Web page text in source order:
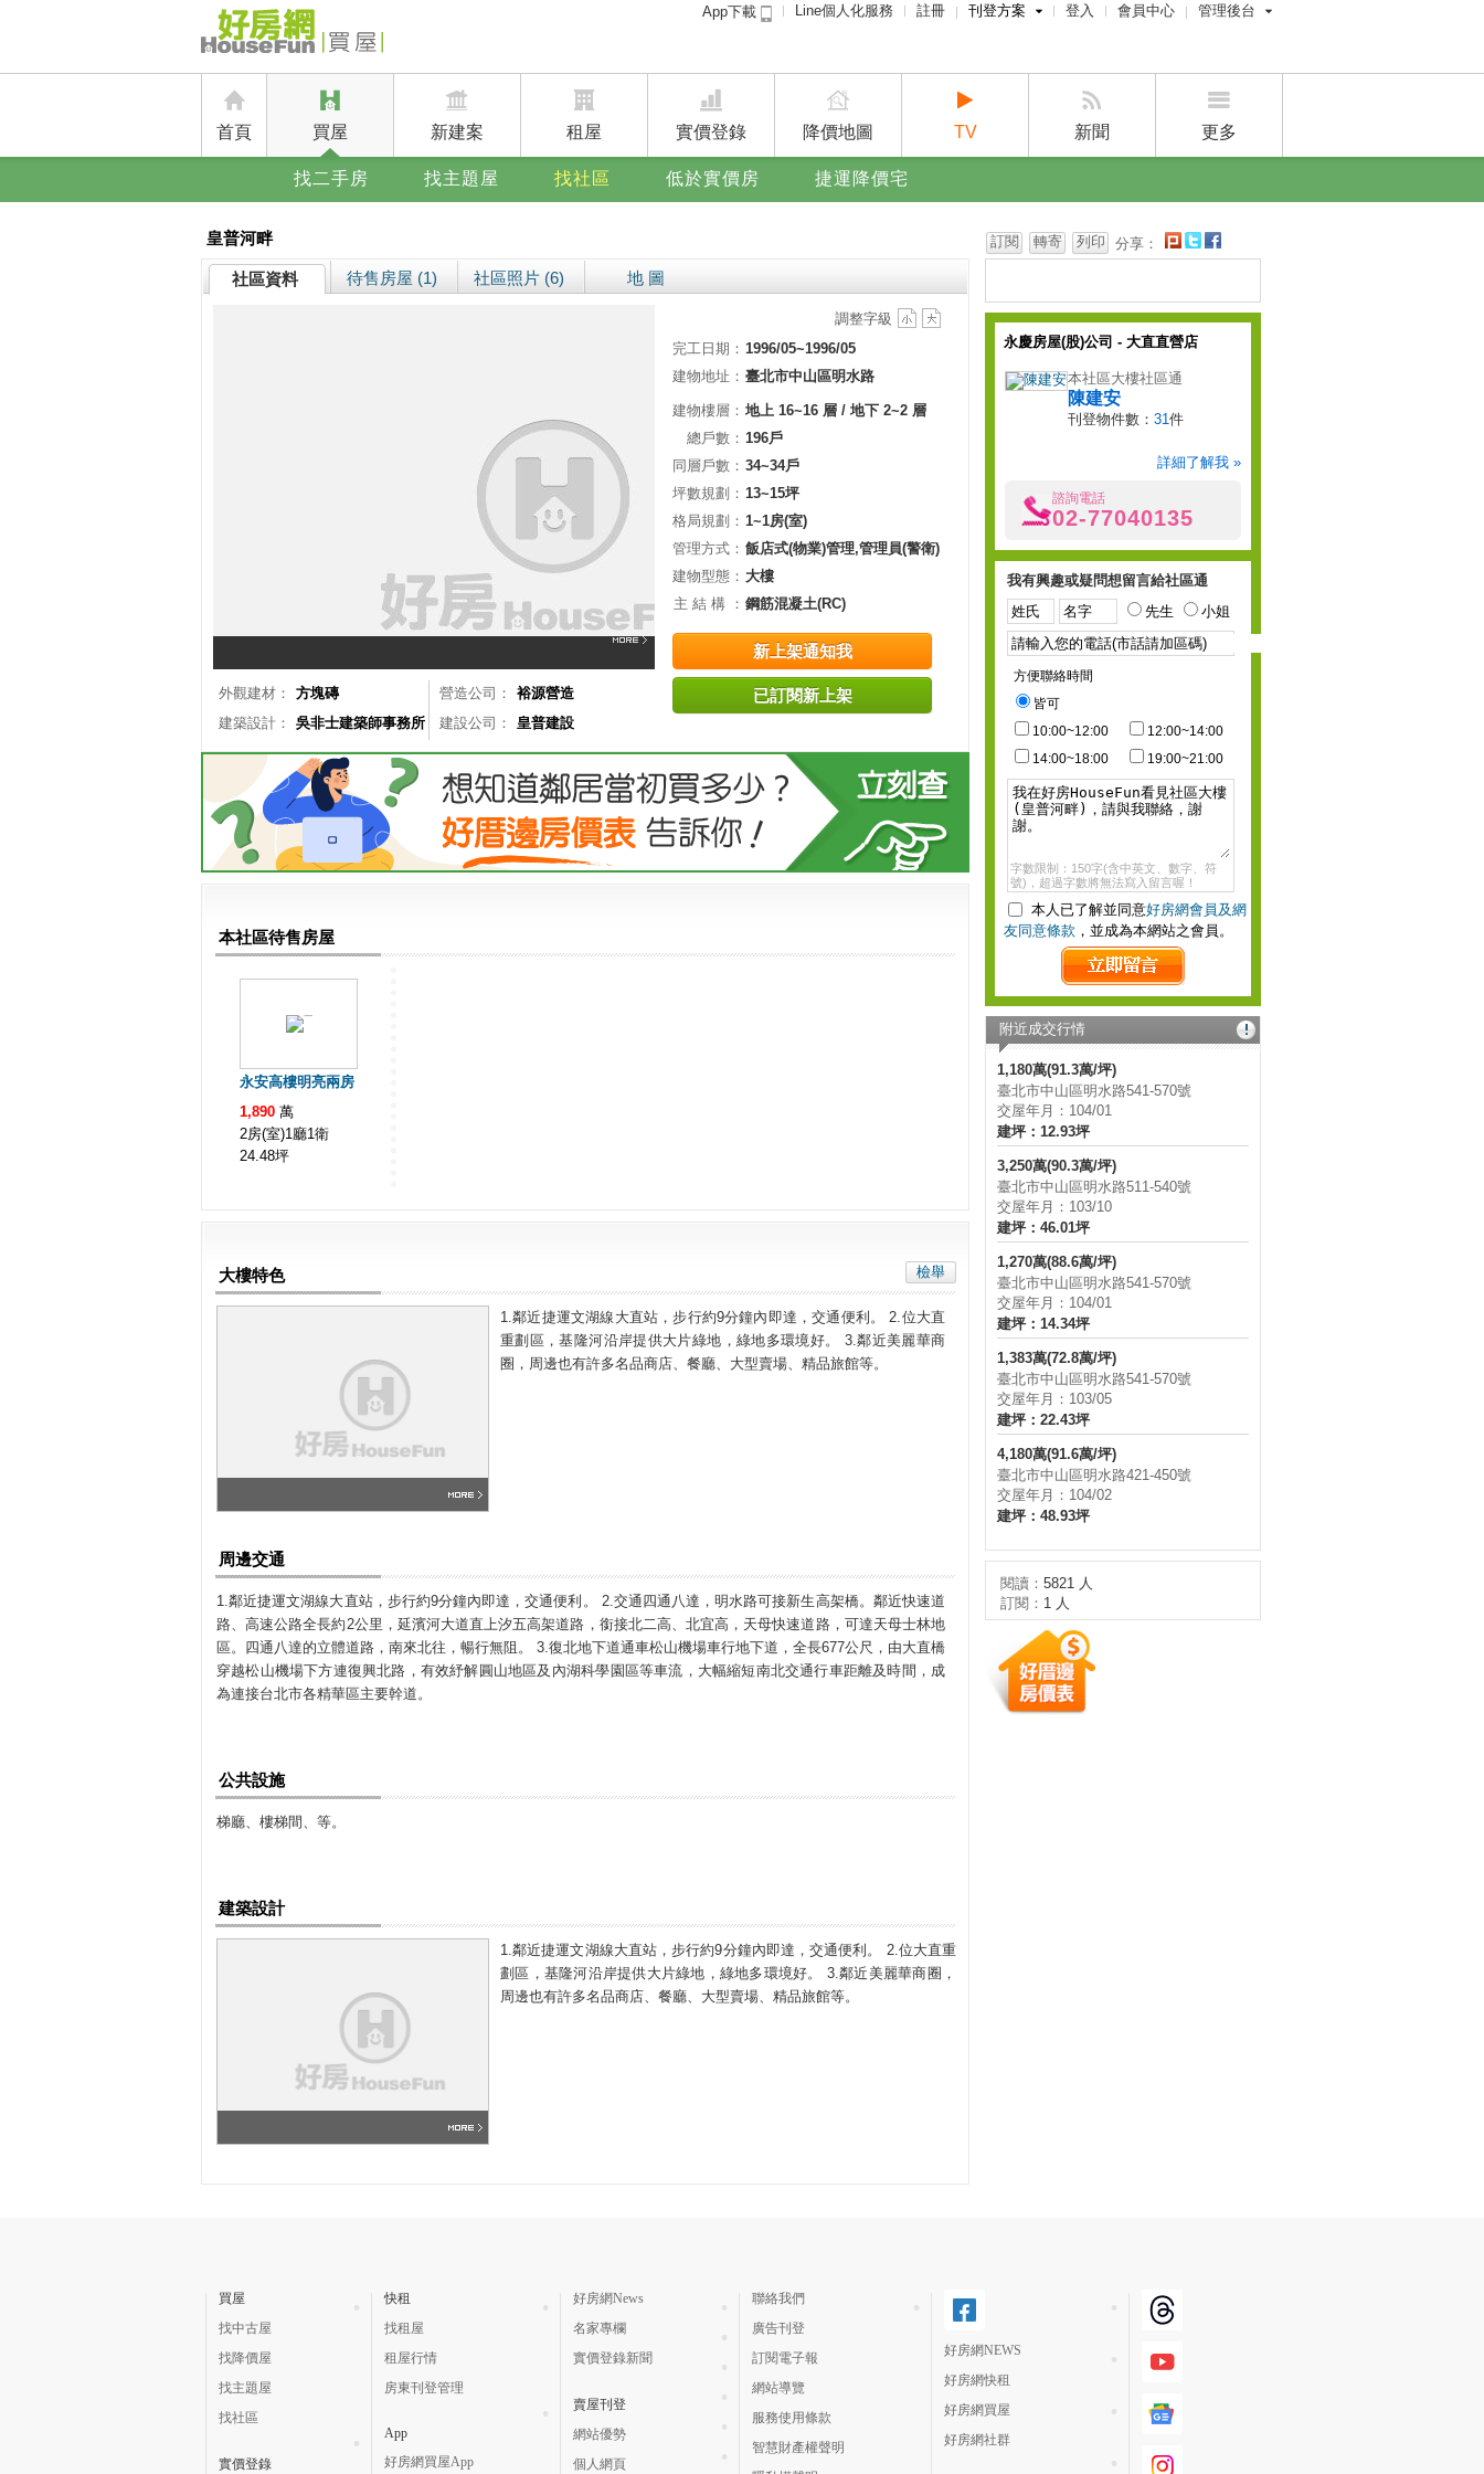
App下載 Line個人化服務 註冊 刊登方案
賣屋刊登
廣告刊登
登入 會員中心 管理後台
經紀人管理後台
設計師管理後台
首頁 買屋 新建案 租屋 實價登錄 降價地圖 TV 新聞 更多
找二手房 找主題屋 找社區 低於實價房 捷運降價宅
皇普河畔 訂閱 轉寄 列印 分享：
社區資料 待售房屋 (1) 社區照片 (6) 地 圖
外觀建材： 方塊磚 營造公司：
裕源營造
建築設計：
吳非士建築師事務所 建設公司： 皇普建設
調整字級
完工日期： 1996/05~1996/05
建物地址： 臺北市中山區明水路
建物樓層： 地上 16~16 層 / 地下 2~2 層
總戶數： 196戶
同層戶數： 34~34戶
坪數規劃： 13~15坪
格局規劃： 1~1房(室)
管理方式： 飯店式(物業)管理,管理員(警衛)
建物型態： 大樓
主 結 構 ： 鋼筋混凝土(RC)
新上架通知我
已訂閱新上架
本社區待售房屋
永安高樓明亮兩房
1,890 萬
2房(室)1廳1衛
24.48坪
檢舉
大樓特色
1.鄰近捷運文湖線大直站，步行約9分鐘內即達，交通便利。 2.位大直
重劃區，基隆河沿岸提供大片綠地，綠地多環境好。 3.鄰近美麗華商
圈，周邊也有許多名品商店、餐廳、大型賣場、精品旅館等。
周邊交通
1.鄰近捷運文湖線大直站，步行約9分鐘內即達，交通便利。 2.交通四通八達，明水路可接新生高架橋。鄰近快速道
路、高速公路全長約2公里，延濱河大道直上汐五高架道路，銜接北二高、北宜高，天母快速道路，可達天母士林地
區。四通八達的立體道路，南來北往，暢行無阻。 3.復北地下道通車松山機場車行地下道，全長677公尺，由大直橋
穿越松山機場下方連復興北路，有效紓解圓山地區及內湖科學園區等車流，大幅縮短南北交通行車距離及時間，成
為連接台北市各精華區主要幹道。
公共設施
梯廳、樓梯間、等。
建築設計
1.鄰近捷運文湖線大直站，步行約9分鐘內即達，交通便利。 2.位大直重
劃區，基隆河沿岸提供大片綠地，綠地多環境好。 3.鄰近美麗華商圈，
周邊也有許多名品商店、餐廳、大型賣場、精品旅館等。
永慶房屋(股)公司 - 大直直營店
本社區大樓社區通
陳建安
刊登物件數： 31件
詳細了解我 »
諮詢電話
02-77040135
我有興趣或疑問想留言給社區通
先生
小姐
方便聯絡時間
皆可
10:00~12:00
12:00~14:00
14:00~18:00
19:00~21:00
字數限制：150字(含中英文、數字、符
號)，超過字數將無法寫入留言喔！
本人已了解並同意好房網會員及網
友同意條款 ，並成為本網站之會員。
附近成交行情
1,180萬(91.3萬/坪)
臺北市中山區明水路541-570號
交屋年月：104/01
建坪：12.93坪
3,250萬(90.3萬/坪)
臺北市中山區明水路511-540號
交屋年月：103/10
建坪：46.01坪
1,270萬(88.6萬/坪)
臺北市中山區明水路541-570號
交屋年月：104/01
建坪：14.34坪
1,383萬(72.8萬/坪)
臺北市中山區明水路541-570號
交屋年月：103/05
建坪：22.43坪
4,180萬(91.6萬/坪)
臺北市中山區明水路421-450號
交屋年月：104/02
建坪：48.93坪
閱讀： 5821 人
訂閱： 1 人
買屋
找中古屋
找降價屋
找主題屋
找社區
實價登錄
快租
找租屋
租屋行情
房東刊登管理
App
好房網買屋App
好房網News
名家專欄
實價登錄新聞
賣屋刊登
網站優勢
個人網頁
聯絡我們
廣告刊登
訂閱電子報
網站導覽
服務使用條款
智慧財產權聲明
好房網NEWS
好房網快租
好房網買屋
好房網社群